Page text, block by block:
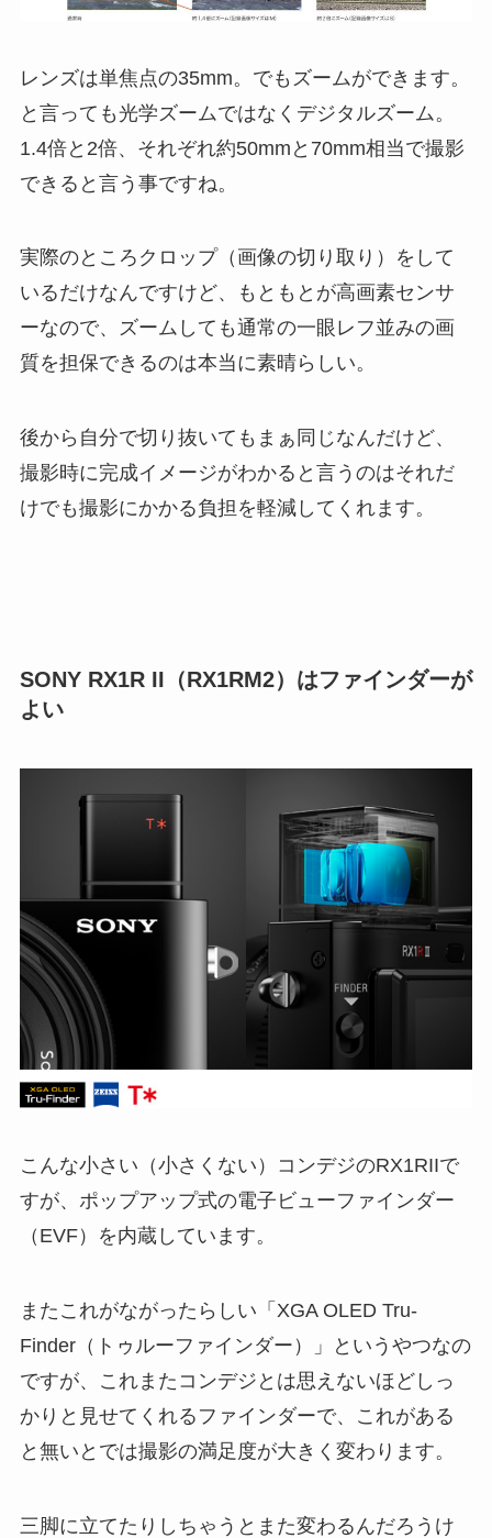
レンズは単焦点の35mm。でもズームができます。
と言っても光学ズームではなくデジタルズーム。
1.4倍と2倍、それぞれ約50mmと70mm相当で撮影
できると言う事ですね。
実際のところクロップ（画像の切り取り）をして
いるだけなんですけど、もともとが高画素センサ
ーなので、ズームしても通常の一眼レフ並みの画
質を担保できるのは本当に素晴らしい。
後から自分で切り抜いてもまぁ同じなんだけど、
撮影時に完成イメージがわかると言うのはそれだ
けでも撮影にかかる負担を軽減してくれます。
SONY RX1R II（RX1RM2）はファインダーが
よい
こんな小さい（小さくない）コンデジのRX1RIIで
すが、ポップアップ式の電子ビューファインダー
（EVF）を内蔵しています。
またこれがながったらしい「XGA OLED Tru-
Finder（トゥルーファインダー）」というやつなの
ですが、これまたコンデジとは思えないほどしっ
かりと見せてくれるファインダーで、これがある
と無いとでは撮影の満足度が大きく変わります。
三脚に立てたりしちゃうとまた変わるんだろうけ